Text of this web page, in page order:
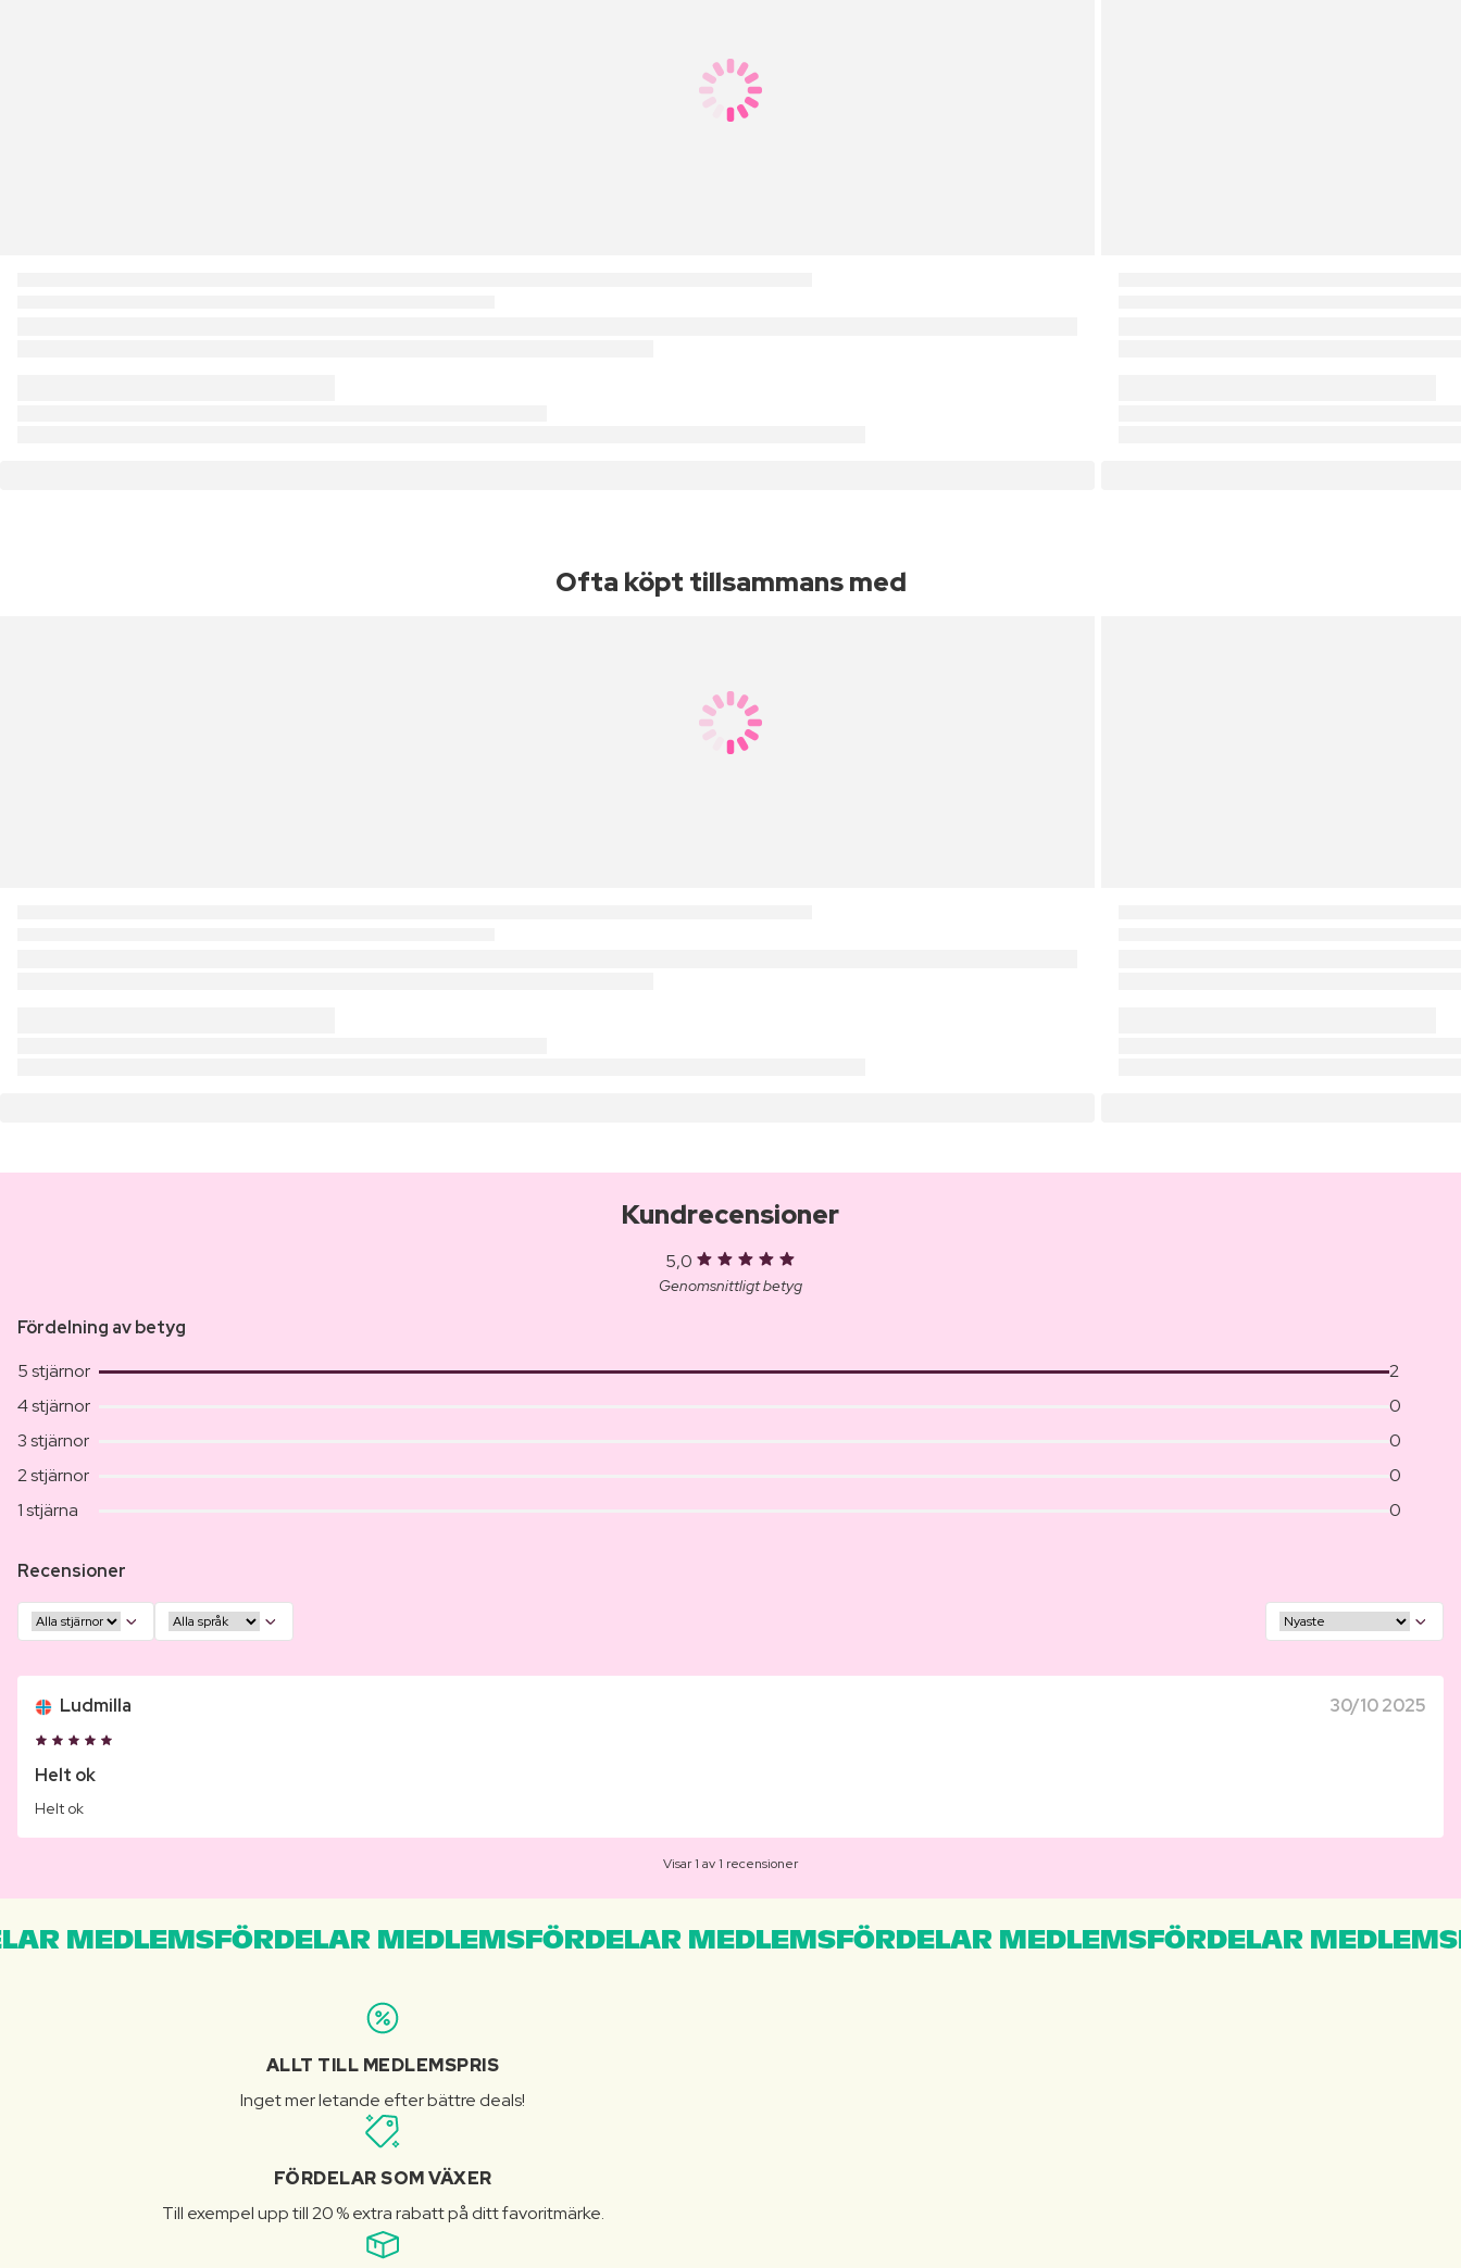
Ofta köpt tillsammans med
Kundrecensioner
5,0
Genomsnittligt betyg
Fördelning av betyg
5 stjärnor
2
4 stjärnor
0
3 stjärnor
0
2 stjärnor
0
1 stjärna
0
Recensioner
Ludmilla 30/10 2025
Helt ok
Helt ok
Visar 1 av 1 recensioner
MEDLEMSFÖRDELAR MEDLEMSFÖRDELAR MEDLEMSFÖRDELAR MEDLEMSFÖRDELAR
ALLT TILL MEDLEMSPRIS
Inget mer letande efter bättre deals!
FÖRDELAR SOM VÄXER
Till exempel upp till 20 % extra rabatt på ditt favoritmärke.